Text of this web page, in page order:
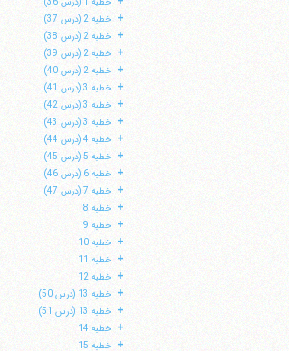
+ خطبه 2 (درس 37)
+ خطبه 2 (درس 38)
+ خطبه 2 (درس 39)
+ خطبه 2 (درس 40)
+ خطبه 3 (درس 41)
+ خطبه 3 (درس 42)
+ خطبه 3 (درس 43)
+ خطبه 4 (درس 44)
+ خطبه 5 (درس 45)
+ خطبه 6 (درس 46)
+ خطبه 7 (درس 47)
+ خطبه 8
+ خطبه 9
+ خطبه 10
+ خطبه 11
+ خطبه 12
+ خطبه 13 (درس 50)
+ خطبه 13 (درس 51)
+ خطبه 14
+ خطبه 15